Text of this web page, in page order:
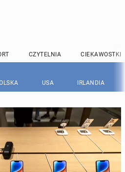
CZYTELNIA CIEKAWOSTKI
USA IRLANDIA